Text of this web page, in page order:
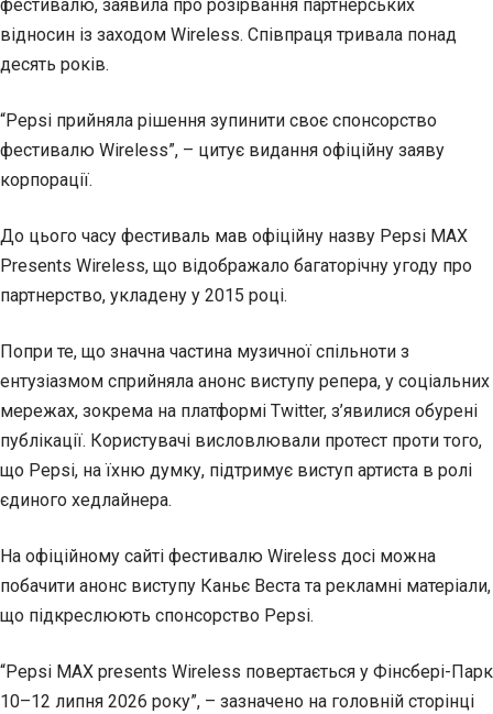
фестивалю, заявила про розірвання партнерських
відносин із заходом Wireless. Співпраця тривала понад
десять років.
“Pepsi прийняла рішення зупинити своє спонсорство
фестивалю Wireless”, – цитує видання офіційну заяву
корпорації.
До цього часу фестиваль мав офіційну назву Pepsi MAX
Presents Wireless, що відображало багаторічну угоду про
партнерство, укладену у 2015 році.
Попри те, що значна частина музичної спільноти з
ентузіазмом сприйняла анонс виступу репера, у соціальних
мережах, зокрема на платформі Twitter, з’явилися обурені
публікації. Користувачі висловлювали протест проти того,
що Pepsi, на їхню думку, підтримує виступ артиста в ролі
єдиного хедлайнера.
На офіційному сайті фестивалю Wireless досі можна
побачити анонс виступу Каньє Веста та рекламні матеріали,
що підкреслюють спонсорство Pepsi.
“Pepsi MAX presents Wireless повертається у Фінсбері-Парк
10–12 липня 2026 року”, – зазначено на головній сторінці